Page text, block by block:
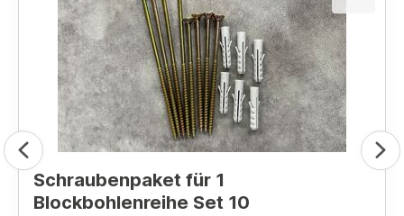
Schraubenpaket für 1
Blockbohlenreihe Set 10